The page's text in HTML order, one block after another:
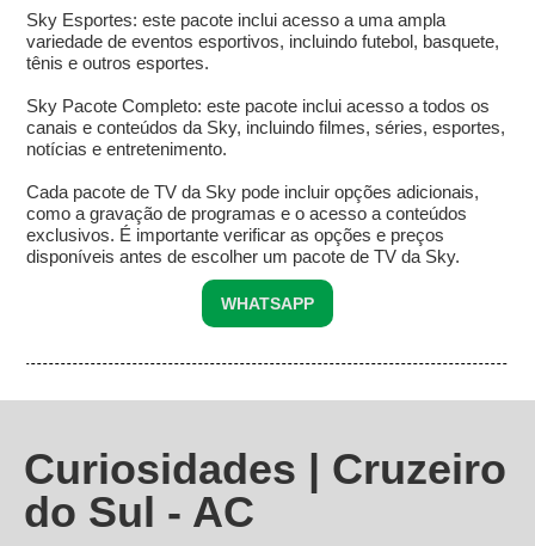
Sky Esportes: este pacote inclui acesso a uma ampla
variedade de eventos esportivos, incluindo futebol, basquete,
tênis e outros esportes.
Sky Pacote Completo: este pacote inclui acesso a todos os
canais e conteúdos da Sky, incluindo filmes, séries, esportes,
notícias e entretenimento.
Cada pacote de TV da Sky pode incluir opções adicionais,
como a gravação de programas e o acesso a conteúdos
exclusivos. É importante verificar as opções e preços
disponíveis antes de escolher um pacote de TV da Sky.
WHATSAPP
Curiosidades | Cruzeiro
do Sul - AC